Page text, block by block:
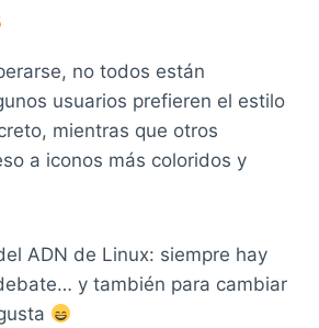
no todos están
usuarios prefieren el estilo
mientras que otros
a iconos más coloridos y
ADN de Linux: siempre hay
y también para cambiar